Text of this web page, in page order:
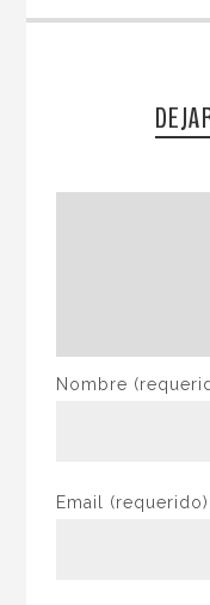
Nombre
Email (requerido)